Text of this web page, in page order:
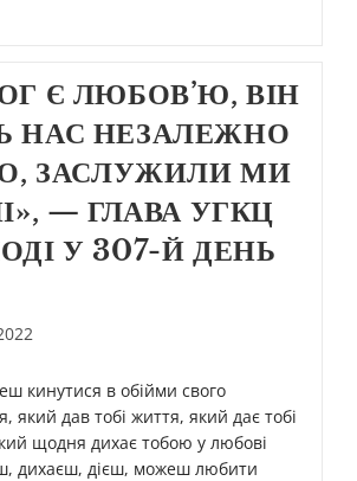
Є ЛЮБОВ’Ю, ВІН
НАС НЕЗАЛЕЖНО
ЗАСЛУЖИЛИ МИ
— ГЛАВА УГКЦ
У 307-Й ДЕНЬ
кинутися в обійми свого
який дав тобі життя, який дає тобі
щодня дихає тобою у любові
дихаєш, дієш, можеш любити